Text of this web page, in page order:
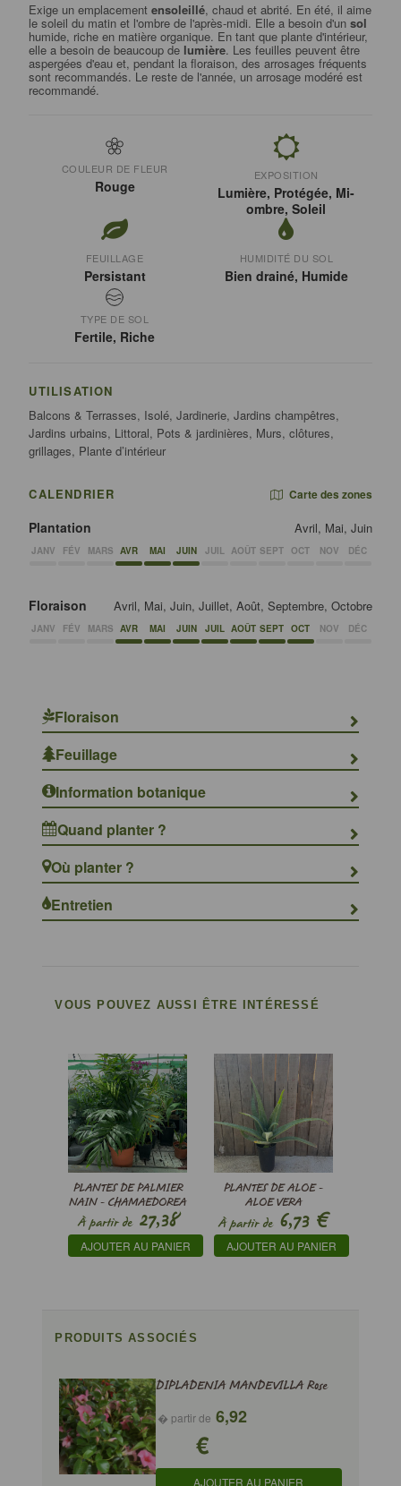
Exige un emplacementensoleillé, chaud et abrité. En été, il aime
le soleil du matin et l'ombre de l'après-midi. Elle a besoin d'unsol
humide, riche en matière organique. En tant que plante d'intérieur,
elle a besoin de beaucoup de lumière. Les feuilles peuvent être
aspergées d'eau et, pendant la floraison, des arrosages fréquents
sont recommandés. Le reste de l'année, un arrosage modéré est
recommandé.
COULEUR DE FLEUR
Rouge
EXPOSITION
Lumière, Protégée, Mi-
ombre, Soleil
FEUILLAGE
Persistant
HUMIDITÉ DU SOL
Bien drainé, Humide
TYPE DE SOL
Fertile, Riche
UTILISATION
Balcons & Terrasses, Isolé, Jardinerie, Jardins champêtres,
Jardins urbains, Littoral, Pots & jardinières, Murs, clôtures,
grillages, Plante d’intérieur
CALENDRIER Carte des zones
Plantation Avril, Mai, Juin
JANV FÉV MARS AVR MAI JUIN JUIL AOÛT SEPT OCT NOV DÉC
Floraison Avril, Mai, Juin, Juillet, Août, Septembre, Octobre
JANV FÉV MARS AVR MAI JUIN JUIL AOÛT SEPT OCT NOV DÉC
Floraison
Feuillage
Information botanique
Quand planter ?
Où planter ?
Entretien
VOUS POUVEZ AUSSI ÊTRE INTÉRESSÉ
PLANTES DE PALMIER
NAIN - CHAMAEDOREA
ELEGANS
À partir de27,38
€
AJOUTER AU PANIER
PLANTES DE ALOE -
ALOE VERA
À partir de6,73€
AJOUTER AU PANIER
PRODUITS ASSOCIÉS
DIPLADENIA MANDEVILLA Rose
� partir de 6,92
€
AJOUTER AU PANIER